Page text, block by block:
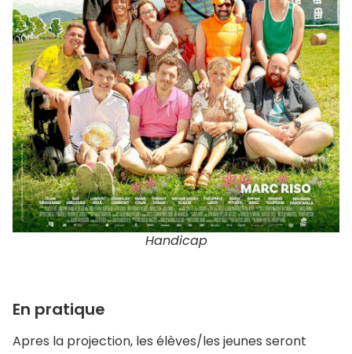
Handicap
En pratique
Apres la projection, les élèves/les jeunes seront